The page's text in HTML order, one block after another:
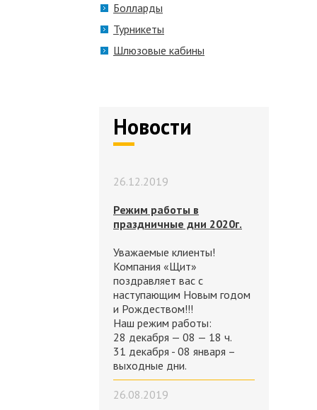
Болларды
Турникеты
Шлюзовые кабины
Новости
26.12.2019
Режим работы в
праздничные дни 2020г.
Уважаемые клиенты!
Компания «Щит»
поздравляет вас с
наступающим Новым годом
и Рождеством!!!
Наш режим работы:
28 декабря — 08 — 18 ч.
31 декабря - 08 января –
выходные дни.
26.08.2019